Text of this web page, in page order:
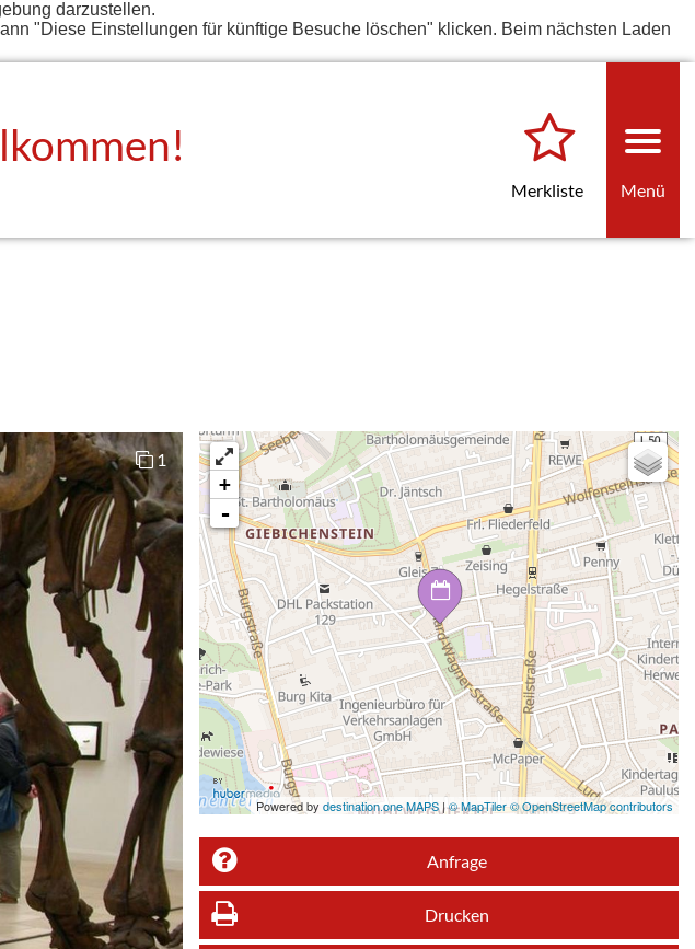
darzustellen.
"Diese Einstellungen für künftige Besuche löschen" klicken. Beim nächsten Laden
Merkliste Menü
1
+
-
Powered by destination.one MAPS|© MapTiler © OpenStreetMap contributors
Anfrage
Drucken